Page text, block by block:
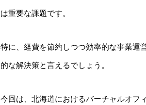
は重要な課題です。
特に、経費を節約しつつ効率的な事業運
的な解決策と言えるでしょう。
今回は、北海道におけるバーチャルオフ